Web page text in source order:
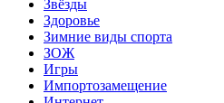
Звёзды
Здоровье
Зимние виды спорта
ЗОЖ
Игры
Импортозамещение